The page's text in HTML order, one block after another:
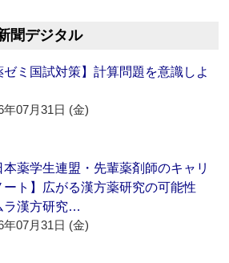
聞デジタル
ゼミ国試対策】計算問題を意識しよ
年07月31日 (金)
本薬学生連盟・先輩薬剤師のキャリ
ート】広がる漢方薬研究の可能性
ラ漢方研究…
年07月31日 (金)